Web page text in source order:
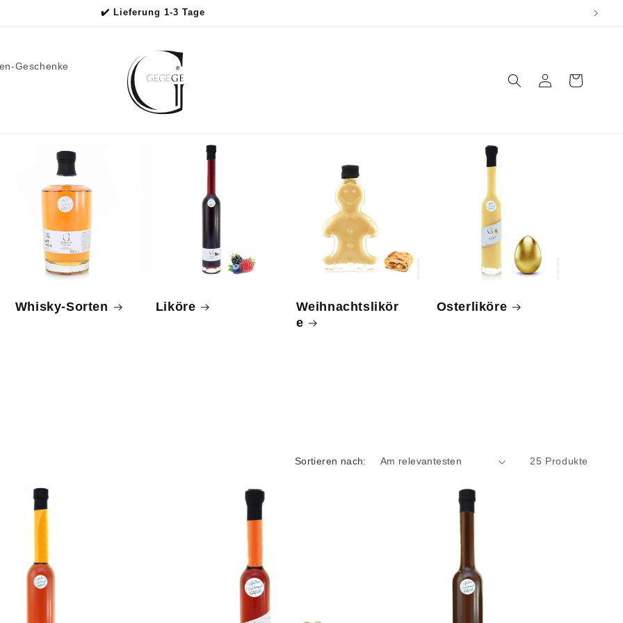
✔️ Lieferung 1-3 Tage
Geschenke
EinloggenWarenkorb
Whisky-Sorten Liköre
Weihnachtslikör
e
Osterliköre
Sortieren nach: 25 Produkte